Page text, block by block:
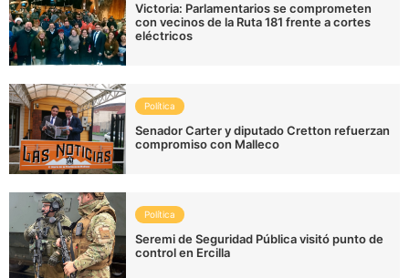
Victoria: Parlamentarios se comprometen
con vecinos de la Ruta 181 frente a cortes
eléctricos
Política
Senador Carter y diputado Cretton refuerzan
compromiso con Malleco
Política
Seremi de Seguridad Pública visitó punto de
control en Ercilla